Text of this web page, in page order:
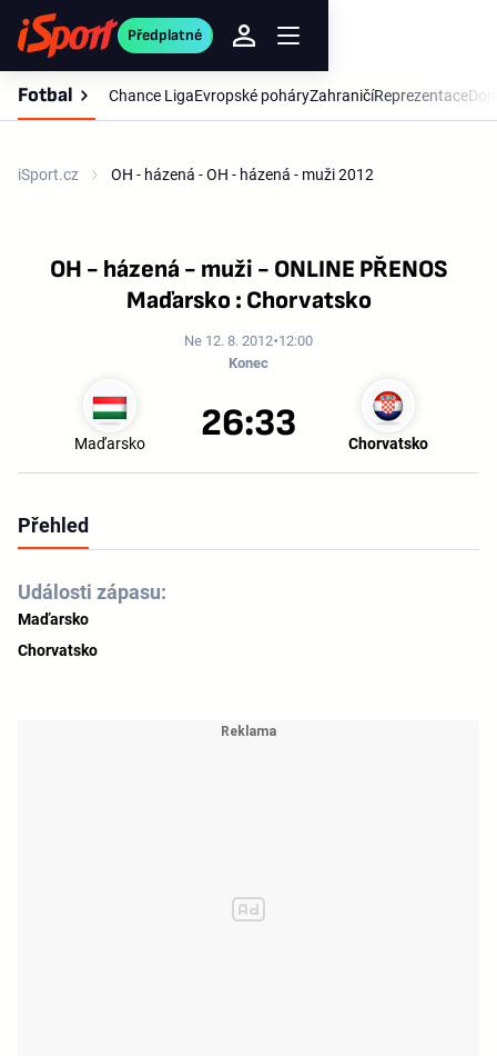
Předplatné
Fotbal Chance LigaEvropské poháryZahraničíReprezentace
iSport.cz OH - házená - OH - házená - muži 2012
OH - házená - muži - ONLINE PŘENOS
Maďarsko : Chorvatsko
Ne 12. 8. 2012 12:00
Konec
Maďarsko Chorvatsko
26:33
Přehled
Události zápasu:
Maďarsko
Chorvatsko